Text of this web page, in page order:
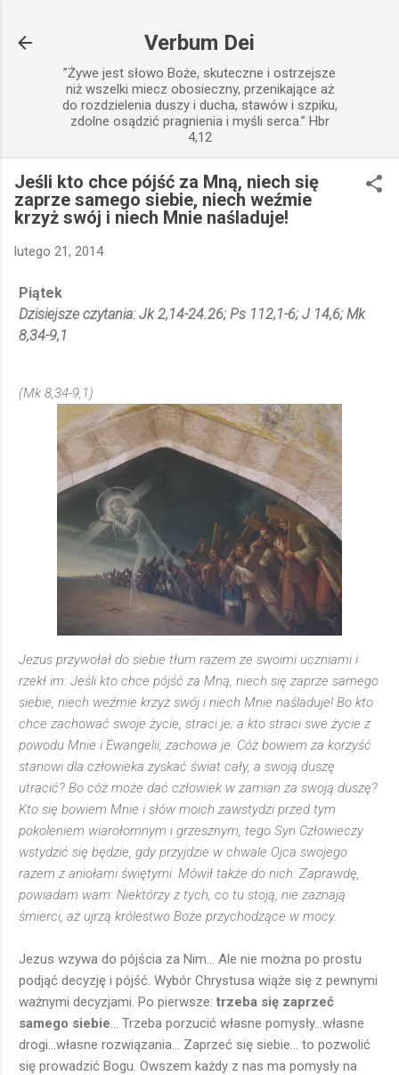
Verbum Dei
”Żywe jest słowo Boże, skuteczne i ostrzejsze
niż wszelki miecz obosieczny, przenikające aż
do rozdzielenia duszy i ducha, stawów i szpiku,
zdolne osądzić pragnienia i myśli serca.” Hbr
4,12
Jeśli kto chce pójść za Mną, niech się
zaprze samego siebie, niech weźmie
krzyż swój i niech Mnie naśladuje!
lutego 21, 2014
Piątek
Dzisiejsze czytania: Jk 2,14-24.26; Ps 112,1-6; J 14,6; Mk
8,34-9,1
(Mk 8,34-9,1)
Jezus przywołał do siebie tłum razem ze swoimi uczniami i
rzekł im: Jeśli kto chce pójść za Mną, niech się zaprze samego
siebie, niech weźmie krzyż swój i niech Mnie naśladuje! Bo kto
chce zachować swoje życie, straci je; a kto straci swe życie z
powodu Mnie i Ewangelii, zachowa je. Cóż bowiem za korzyść
stanowi dla człowieka zyskać świat cały, a swoją duszę
utracić? Bo cóż może dać człowiek w zamian za swoją duszę?
Kto się bowiem Mnie i słów moich zawstydzi przed tym
pokoleniem wiarołomnym i grzesznym, tego Syn Człowieczy
wstydzić się będzie, gdy przyjdzie w chwale Ojca swojego
razem z aniołami świętymi. Mówił także do nich: Zaprawdę,
powiadam wam: Niektórzy z tych, co tu stoją, nie zaznają
śmierci, aż ujrzą królestwo Boże przychodzące w mocy.
Jezus wzywa do pójścia za Nim... Ale nie można po prostu
podjąć decyzję i pójść. Wybór Chrystusa wiąże się z pewnymi
ważnymi decyzjami. Po pierwsze: trzeba się zaprzeć
samego siebie... Trzeba porzucić własne pomysły...własne
drogi...własne rozwiązania... Zaprzeć się siebie... to pozwolić
się prowadzić Bogu. Owszem każdy z nas ma pomysły na